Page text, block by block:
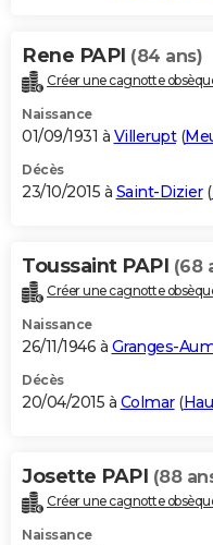
Rene PAPI (84 ans)
Créer une cagnotte
Naissance
01/09/1931 à Villerupt(
Décès
23/10/2015 à Saint-Dizier(
Toussaint PAPI (68
Créer une cagnotte
Naissance
26/11/1946 à Granges-
Décès
20/04/2015 à Colmar(
Josette PAPI (88
Créer une cagnotte
Naissance